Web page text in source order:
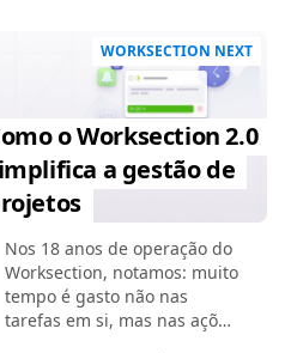
WORKSECTION NEXT
o Worksection 2.0
a gestão de
Nos 18 anos de operação do
Worksection, notamos: muito
tempo é gasto não nas
tarefas em si, mas nas ações